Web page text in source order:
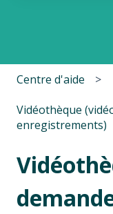
Centre d'aide
Vidéothèque
enregistrements)